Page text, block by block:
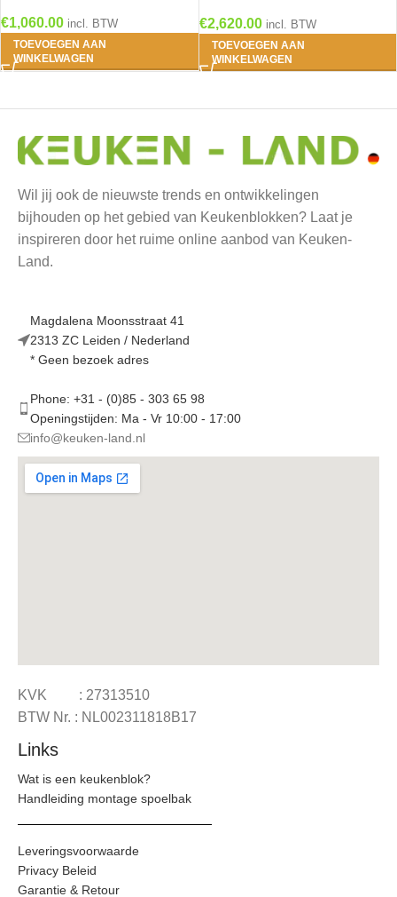
€1,060.00 incl. BTW
TOEVOEGEN AAN
WINKELWAGEN
€2,620.00 incl. BTW
TOEVOEGEN AAN
WINKELWAGEN
Wil jij ook de nieuwste trends en ontwikkelingen
bijhouden op het gebied van Keukenblokken? Laat je
inspireren door het ruime online aanbod van Keuken-
Land.
Magdalena Moonsstraat 41
2313 ZC Leiden / Nederland
* Geen bezoek adres
Phone: +31 - (0)85 - 303 65 98
Openingstijden: Ma - Vr 10:00 - 17:00
info@keuken-land.nl
KVK : 27313510
BTW Nr. : NL002311818B17
Links
Wat is een keukenblok?
Handleiding montage spoelbak
Leveringsvoorwaarde
Privacy Beleid
Garantie & Retour